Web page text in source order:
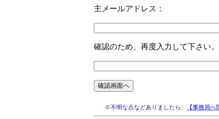
主メールアドレス：
確認のため、再度入力して下さい。
※不明な点などありましたら、 【事務局